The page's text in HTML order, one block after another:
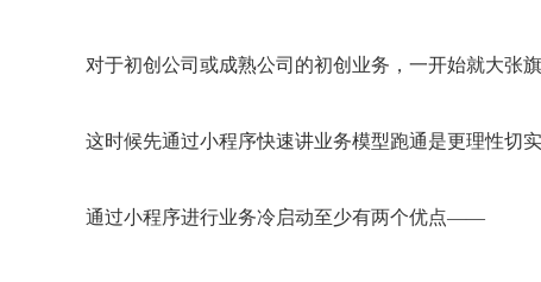
对于初创公司或成熟公司的初创业务，一开始就大张
这时候先通过小程序快速讲业务模型跑通是更理性切实
通过小程序进行业务冷启动至少有两个优点——